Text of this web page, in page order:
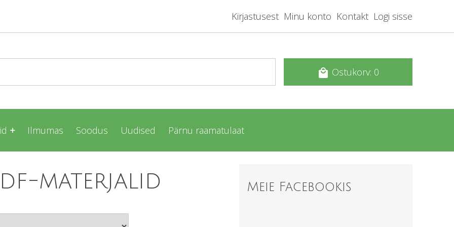
Kirjastusest Minu konto Kontakt Logi sisse
local_mall Ostukorv: 0
Ilmumas Soodus Uudised Pärnu raamatulaat
materjalid Meie Facebookis